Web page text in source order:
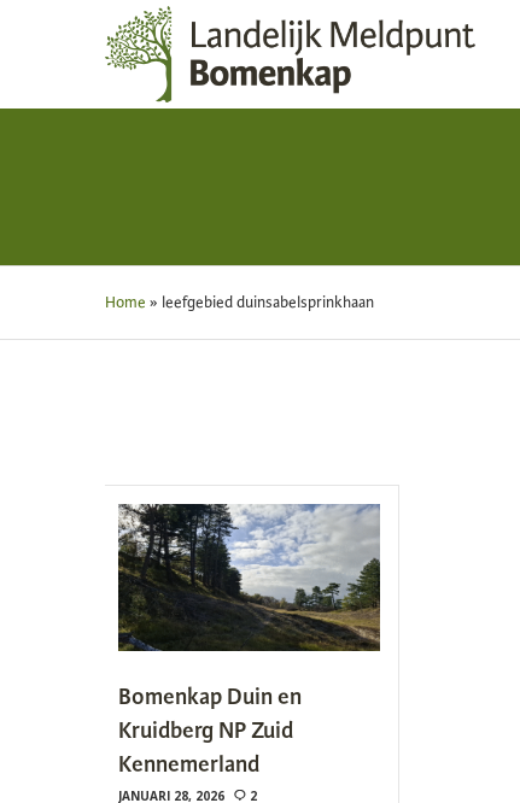
Home » leefgebied duinsabelsprinkhaan
Bomenkap Duin en
Kruidberg NP Zuid
Kennemerland
JANUARI 28, 2026 2